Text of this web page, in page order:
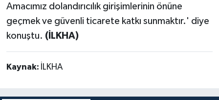
Amacımız dolandırıcılık girişimlerinin önüne
geçmek ve güvenli ticarete katkı sunmaktır.' diye
konuştu. (İLKHA)
Kaynak: İLKHA